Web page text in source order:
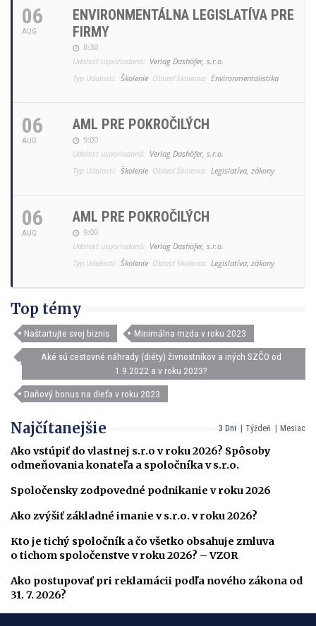
06
AUG
ENVIRONMENTÁLNA LEGISLATÍVA PRE
FIRMY
8:30
Udalosť usporiadaná: Verlag Dashöfer, s.r.o.
Typ Udalosti: Školenie Oblasť školenia: Environmentalistika
06
AUG
AML PRE POKROČILÝCH
9:00
Udalosť usporiadaná: Verlag Dashöfer, s.r.o.
Typ Udalosti: Školenie Oblasť školenia: Legislatíva, zákony
06
AUG
AML PRE POKROČILÝCH
9:00
Udalosť usporiadaná: Verlag Dashöfer, s.r.o.
Typ Udalosti: Školenie Oblasť školenia: Legislatíva, zákony
Top témy
Naštartujte svoj biznis Minimálna mzda v roku 2023
Aké sú cestovné náhrady (diéty) živnostníkov a iných SZČO od
1.9.2022 a v roku 2023?
Daňový bonus na dieťa v roku 2023
3 Dni Týždeň Mesiac
Najčítanejšie
Ako vstúpiť do vlastnej s.r.o v roku 2026? Spôsoby
odmeňovania konateľa a spoločníka v s.r.o.
Spoločensky zodpovedné podnikanie v roku 2026
Ako zvýšiť základné imanie v s.r.o. v roku 2026?
Kto je tichý spoločník a čo všetko obsahuje zmluva
o tichom spoločenstve v roku 2026? – VZOR
Ako postupovať pri reklamácii podľa nového zákona od
31. 7. 2026?